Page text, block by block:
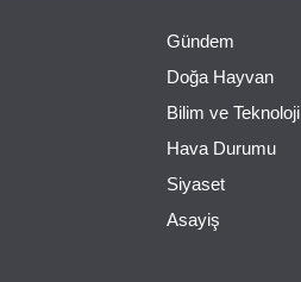
Gündem
Doğa Hayvan
Bilim ve Teknoloji
Hava Durumu
Siyaset
Asayiş